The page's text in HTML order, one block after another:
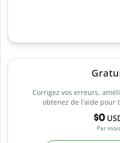
Corrigez vos erreurs,
obtenez de l'aide pour
$0
Par mois